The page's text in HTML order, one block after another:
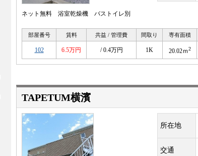
ネット無料 浴室乾燥機 バストイレ別
部屋番号 賃料 共益 / 管理費 間取り 専有面積
102 6.5万円 / 0.4万円 1K 20.02ｍ2
TAPETUM横濱
所在地
交通